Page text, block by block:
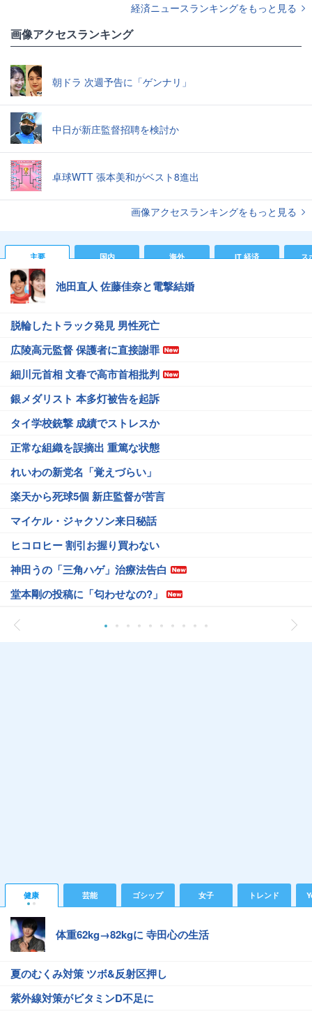
経済ニュースランキングをもっと見る
画像アクセスランキング
朝ドラ 次週予告に「ゲンナリ」
中日が新庄監督招聘を検討か
卓球WTT 張本美和がベスト8進出
画像アクセスランキングをもっと見る
主要 国内 海外 IT 経済 ス
池田直人 佐藤佳奈と電撃結婚
脱輪したトラック発見 男性死亡
広陵高元監督 保護者に直接謝罪
細川元首相 文春で高市首相批判
銀メダリスト 本多灯被告を起訴
タイ学校銃撃 成績でストレスか
正常な組織を誤摘出 重篤な状態
れいわの新党名「覚えづらい」
楽天から死球5個 新庄監督が苦言
マイケル・ジャクソン来日秘話
ヒコロヒー 割引お握り買わない
神田うの「三角ハゲ」治療法告白
堂本剛の投稿に「匂わせなの?」
健康 芸能 ゴシップ 女子 トレンド
体重62kg→82kgに 寺田心の生活
夏のむくみ対策 ツボ&反射区押し
紫外線対策がビタミンD不足に